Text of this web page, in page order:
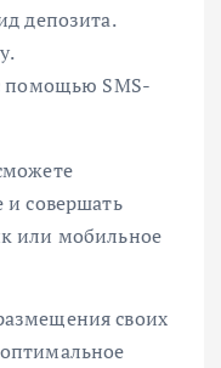
депозита.
помощью SMS-
и совершать
или мобильное
своих